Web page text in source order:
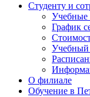
Студенту и
Учебные
График
Учебный
О филиале
Обучение в